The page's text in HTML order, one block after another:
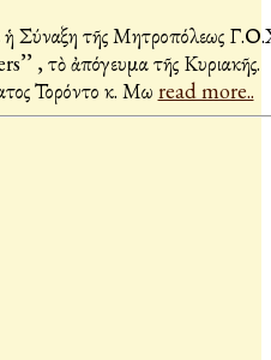
ἡ Σύναξη τῆς Μητροπόλεως
, τὸ ἀπόγευμα τῆς Κυριακῆς.
Τορόντο κ. Μω read more..